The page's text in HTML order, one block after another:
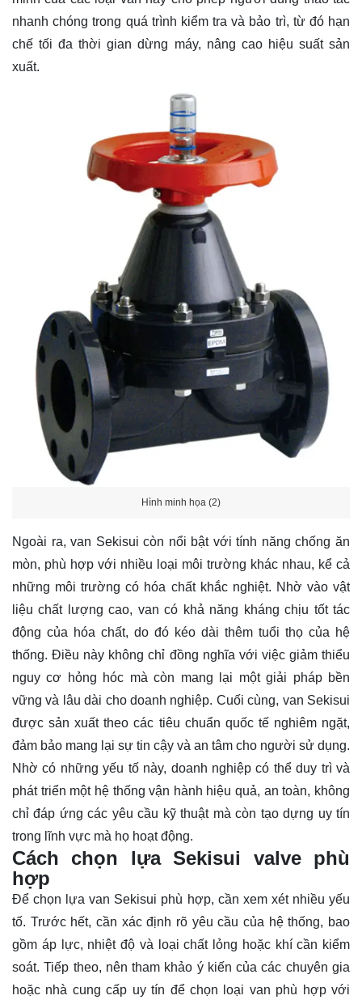
nhanh chóng trong quá trình kiểm tra và bảo trì, từ đó hạn
chế tối đa thời gian dừng máy, nâng cao hiệu suất sản
xuất.
Hình minh họa (2)
Ngoài ra, van Sekisui còn nổi bật với tính năng chống ăn
mòn, phù hợp với nhiều loại môi trường khác nhau, kể cả
những môi trường có hóa chất khắc nghiệt. Nhờ vào vật
liệu chất lượng cao, van có khả năng kháng chịu tốt tác
động của hóa chất, do đó kéo dài thêm tuổi thọ của hệ
thống. Điều này không chỉ đồng nghĩa với việc giảm thiểu
nguy cơ hỏng hóc mà còn mang lại một giải pháp bền
vững và lâu dài cho doanh nghiệp. Cuối cùng, van Sekisui
được sản xuất theo các tiêu chuẩn quốc tế nghiêm ngặt,
đảm bảo mang lại sự tin cậy và an tâm cho người sử dụng.
Nhờ có những yếu tố này, doanh nghiệp có thể duy trì và
phát triển một hệ thống vận hành hiệu quả, an toàn, không
chỉ đáp ứng các yêu cầu kỹ thuật mà còn tạo dựng uy tín
trong lĩnh vực mà họ hoạt động.
Cách chọn lựa Sekisui valve phù
hợp
Để chọn lựa van Sekisui phù hợp, cần xem xét nhiều yếu
tố. Trước hết, cần xác định rõ yêu cầu của hệ thống, bao
gồm áp lực, nhiệt độ và loại chất lỏng hoặc khí cần kiểm
soát. Tiếp theo, nên tham khảo ý kiến của các chuyên gia
hoặc nhà cung cấp uy tín để chọn loại van phù hợp với